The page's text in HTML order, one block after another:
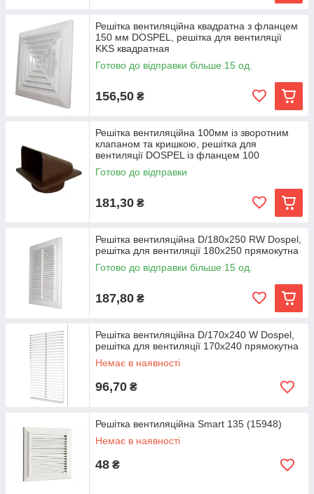
Решітка вентиляційна квадратна з фланцем
150 мм DOSPEL, решітка для вентиляції
KKS квадратная
Готово до відправки більше 15 од.
156,50 ₴
Решітка вентиляційна 100мм із зворотним
клапаном та кришкою, решітка для
вентиляції DOSPEL із фланцем 100
Готово до відправки
181,30 ₴
Решітка вентиляційна D/180х250 RW Dospel,
решітка для вентиляції 180х250 прямокутна
Готово до відправки більше 15 од.
187,80 ₴
Решітка вентиляційна D/170х240 W Dospel,
решітка для вентиляції 170х240 прямокутна
Немає в наявності
96,70 ₴
Решітка вентиляційна Smart 135 (15948)
Немає в наявності
48 ₴